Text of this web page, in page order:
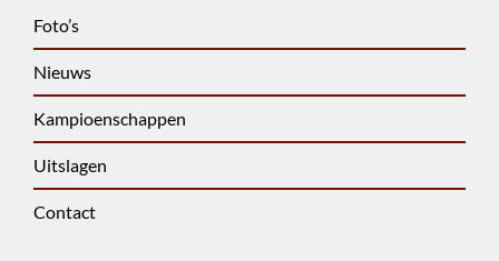
Foto’s
Nieuws
Kampioenschappen
Uitslagen
Contact